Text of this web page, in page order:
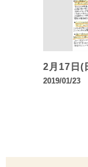
2月17日(
2019/01/23